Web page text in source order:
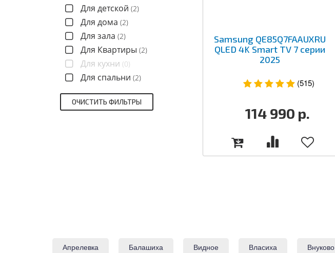
Для детской (2)
Для дома (2)
Для зала (2)
Для Квартиры (2)
Для кухни (0)
Для спальни (2)
Samsung QE85Q7FAAUXRU
QLED 4K Smart TV 7 серии
2025
(515)
114 990 р.
Апрелевка Балашиха Видное Власиха Внуково